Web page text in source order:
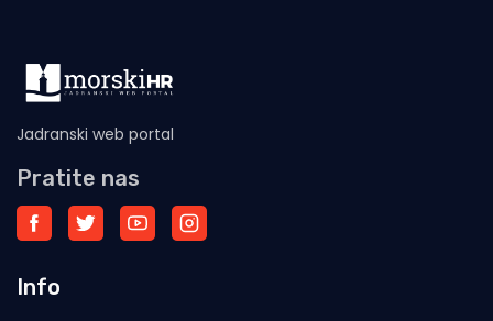
Jadranski web portal
Pratite nas
Info